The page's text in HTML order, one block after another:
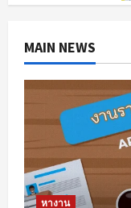
MAIN NEWS
หางาน